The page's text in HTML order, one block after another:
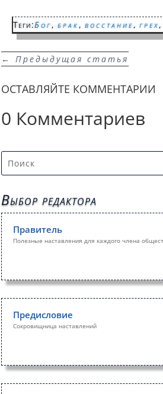
Теги:Бог, брак, восстание, грех,
←Предыдущая статья
ОСТАВЛЯЙТЕ КОММЕНТАРИИ
0 Комментариев
Выбор редактора
Правитель
Полезные наставления для каждого члена
Предисловие
Сокровищница наставлений